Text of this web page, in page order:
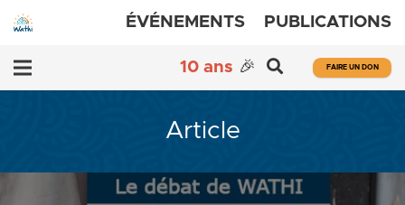
ÉVÉNEMENTS PUBLICATIONS
10 ans 🎉 FAIRE UN DON
Article